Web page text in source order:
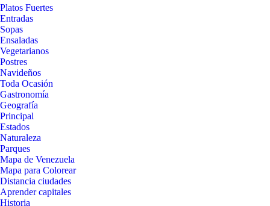
Platos Fuertes
Entradas
Sopas
Ensaladas
Vegetarianos
Postres
Navideños
Toda Ocasión
Gastronomía
Geografía
Principal
Estados
Naturaleza
Parques
Mapa de Venezuela
Mapa para Colorear
Distancia ciudades
Aprender capitales
Historia